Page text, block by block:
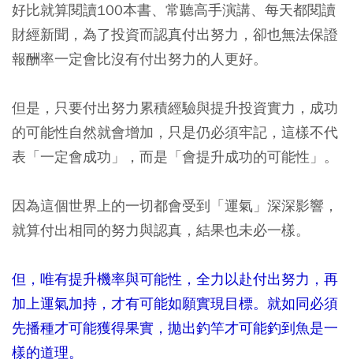
好比就算閱讀100本書、常聽高手演講、每天都閱讀
財經新聞，為了投資而認真付出努力，卻也無法保證
報酬率一定會比沒有付出努力的人更好。
但是，只要付出努力累積經驗與提升投資實力，成功
的可能性自然就會增加，只是仍必須牢記，這樣不代
表「一定會成功」，而是「會提升成功的可能性」。
因為這個世界上的一切都會受到「運氣」深深影響，
就算付出相同的努力與認真，結果也未必一樣。
但，唯有提升機率與可能性，全力以赴付出努力，再
加上運氣加持，才有可能如願實現目標。就如同必須
先播種才可能獲得果實，拋出釣竿才可能釣到魚是一
樣的道理。